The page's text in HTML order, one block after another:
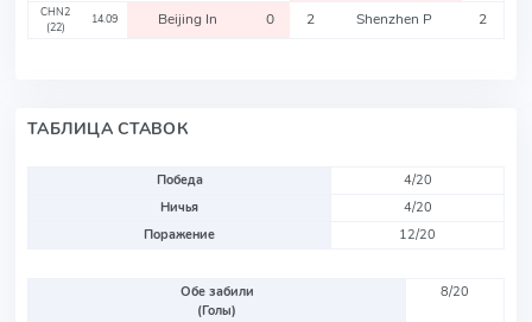
CHN2
(22)
14.09 Beijing In 0 2 Shenzhen P 2
ТАБЛИЦА СТАВОК
Победа
4/20
Ничья
4/20
Поражение
12/20
Обе забили
(Голы)
8/20